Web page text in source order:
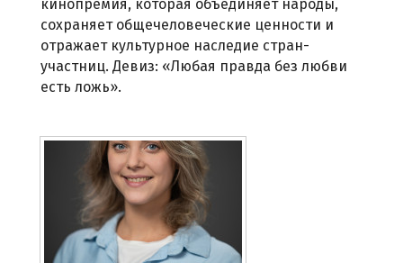
кинопремия, которая объединяет народы,
сохраняет общечеловеческие ценности и
отражает культурное наследие стран-
участниц. Девиз: «Любая правда без любви
есть ложь».